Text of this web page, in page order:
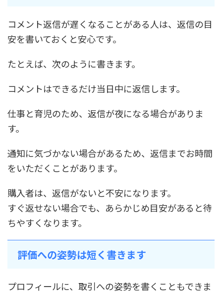
コメント返信が遅くなることがある人は、返信の目
安を書いておくと安心です。
たとえば、次のように書きます。
コメントはできるだけ当日中に返信します。
仕事と育児のため、返信が夜になる場合がありま
す。
通知に気づかない場合があるため、返信までお時間
をいただくことがあります。
購入者は、返信がないと不安になります。
すぐ返せない場合でも、あらかじめ目安があると待
ちやすくなります。
評価への姿勢は短く書きます
プロフィールに、取引への姿勢を書くこともできま